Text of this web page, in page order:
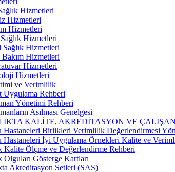
Hizmetleri
Hizmetleri
Hizmetleri
Hizmetleri
Sağlık Hizmetleri
Bakım Hizmetleri
Hizmetleri
Hizmetleri
ve Verimlilik
Uygulama Rehberi
Yönetimi Rehberi
Asılması Genelgesi
KALİTE, AKREDİTASYON VE
Hastaneleri Birlikleri Verimlilik Değerlendirmesi
Hastaneleri İyi Uygulama Örnekleri Kalite ve
Ölçme ve Değerlendirme Rehberi
Olguları Gösterge Kartları
Akreditasyon Setleri (SAS)